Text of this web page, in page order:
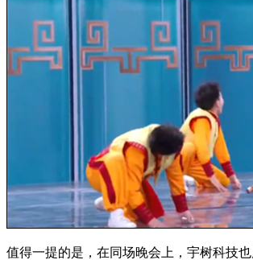
值得一提的是，在同场晚会上，宇树科技